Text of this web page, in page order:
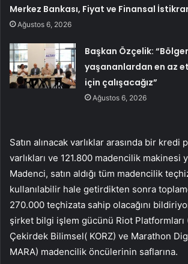
Merkez Bankası, Fiyat ve Finansal
Ağustos 6, 2026
Başkan Özçelik:
yaşananlardan en az
için çalışacağız”
Ağustos 6, 2026
Satın alınacak varlıklar arasında bir
varlıkları ve 121.800 madencilik makinesi
Madenci, satın aldığı tüm madencilik
kullanılabilir hale getirdikten sonra
270.000 teçhizata sahip olacağını
şirket bilgi işlem gücünü Riot Platformları
Çekirdek Bilimsel( KORZ) ve Marathon
MARA) madencilik öncülerinin saflarına.